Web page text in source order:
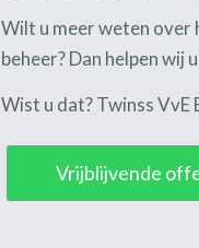
Wilt u meer weten over
beheer? Dan helpen wij
Wist u dat? Twinss VvE
Vrijblijvende